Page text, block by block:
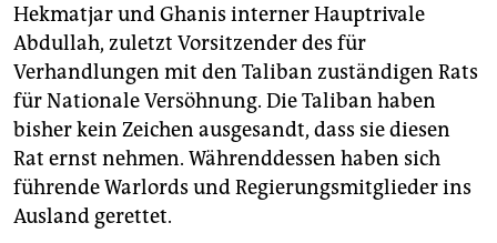
Hekmatjar und Ghanis interner Hauptrivale
Abdullah, zuletzt Vorsitzender des für
Verhandlungen mit den Taliban zuständigen Rats
für Nationale Versöhnung. Die Taliban haben
bisher kein Zeichen ausgesandt, dass sie diesen
Rat ernst nehmen. Währenddessen haben sich
führende Warlords und Regierungsmitglieder ins
Ausland gerettet.